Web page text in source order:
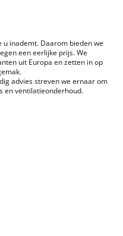
u inademt. Daarom bieden we
een eerlijke prijs. We
uit Europa en zetten in op
advies streven we ernaar om
en ventilatieonderhoud.